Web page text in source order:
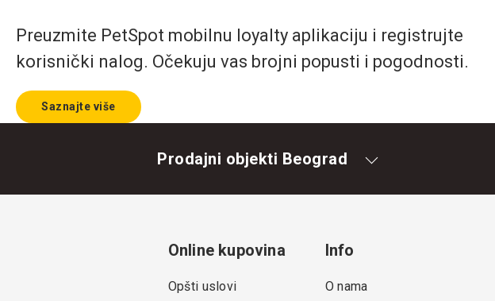
Preuzmite PetSpot mobilnu loyalty aplikaciju i registrujte
korisnički nalog. Očekuju vas brojni popusti i pogodnosti.
Saznajte više
Prodajni objekti Beograd
Online kupovina
Opšti uslovi
Info
O nama